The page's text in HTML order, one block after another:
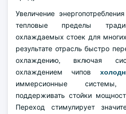
Увеличение
тепловые пределы
охлаждаемых стоек для
результате отрасль быстро
охлаждению, включая
охлаждением чипов
иммерсионные
поддерживать стойки
Переход стимулирует